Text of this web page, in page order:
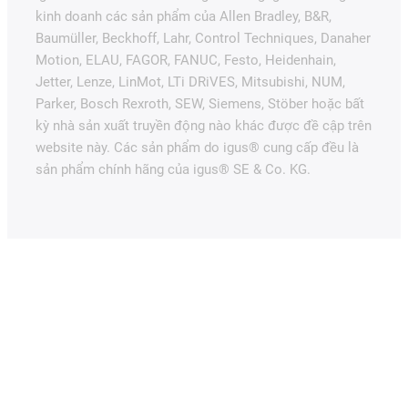
kinh doanh các sản phẩm của Allen Bradley, B&R,
Baumüller, Beckhoff, Lahr, Control Techniques, Danaher
Motion, ELAU, FAGOR, FANUC, Festo, Heidenhain,
Jetter, Lenze, LinMot, LTi DRiVES, Mitsubishi, NUM,
Parker, Bosch Rexroth, SEW, Siemens, Stöber hoặc bất
kỳ nhà sản xuất truyền động nào khác được đề cập trên
website này. Các sản phẩm do igus® cung cấp đều là
sản phẩm chính hãng của igus® SE & Co. KG.